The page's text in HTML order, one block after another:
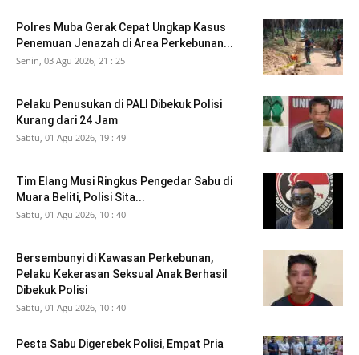
Polres Muba Gerak Cepat Ungkap Kasus
Penemuan Jenazah di Area Perkebunan...
Senin, 03 Agu 2026, 21 : 25
Pelaku Penusukan di PALI Dibekuk Polisi
Kurang dari 24 Jam
Sabtu, 01 Agu 2026, 19 : 49
Tim Elang Musi Ringkus Pengedar Sabu di
Muara Beliti, Polisi Sita...
Sabtu, 01 Agu 2026, 10 : 40
Bersembunyi di Kawasan Perkebunan,
Pelaku Kekerasan Seksual Anak Berhasil
Dibekuk Polisi
Sabtu, 01 Agu 2026, 10 : 40
Pesta Sabu Digerebek Polisi, Empat Pria